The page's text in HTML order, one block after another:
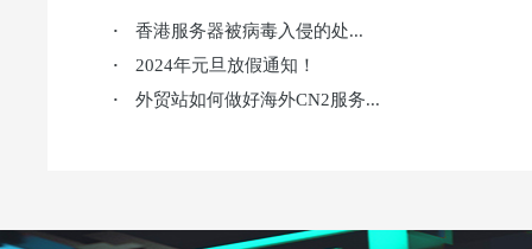
· 香港服务器被病毒入侵的处...
· 2024年元旦放假通知！
· 外贸站如何做好海外CN2服务...